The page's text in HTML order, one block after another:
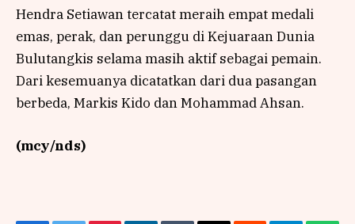
Hendra Setiawan tercatat meraih empat medali
emas, perak, dan perunggu di Kejuaraan Dunia
Bulutangkis selama masih aktif sebagai pemain.
Dari kesemuanya dicatatkan dari dua pasangan
berbeda, Markis Kido dan Mohammad Ahsan.
(mcy/nds)